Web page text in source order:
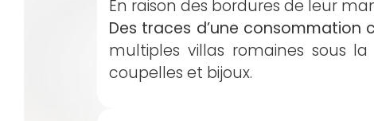
En raison des bordures de leur
Des traces d’une consommation
multiples villas romaines sous
coupelles et bijoux.